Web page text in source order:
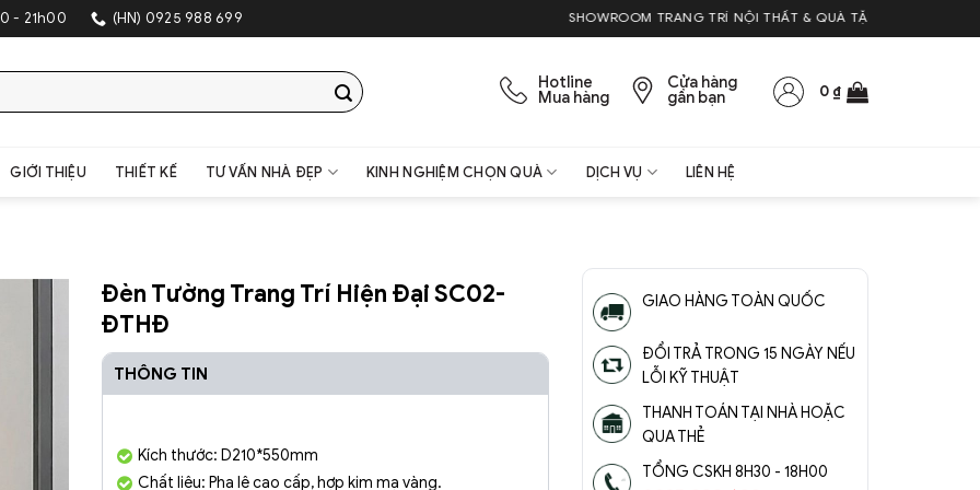
- 21h00 (HN) 0925 988 699 SHOWROOM TRANG TRÍ NỘI THẤT & QUÀ TẶNG
Hotline
Mua hàng
Cửa hàng
gần bạn 0 ₫
GIỚI THIỆU THIẾT KẾ TƯ VẤN NHÀ ĐẸP KINH NGHIỆM CHỌN QUÀ DỊCH VỤ LIÊN HỆ
Đèn Tường Trang Trí Hiện Đại SC02-
ĐTHĐ
THÔNG TIN
Kích thước: D210*550mm
Chất liệu: Pha lê cao cấp, hợp kim mạ vàng.
GIAO HÀNG TOÀN QUỐC
ĐỔI TRẢ TRONG 15 NGÀY NẾU
LỖI KỸ THUẬT
THANH TOÁN TẠI NHÀ HOẶC
QUA THẺ
TỔNG CSKH 8H30 - 18H00